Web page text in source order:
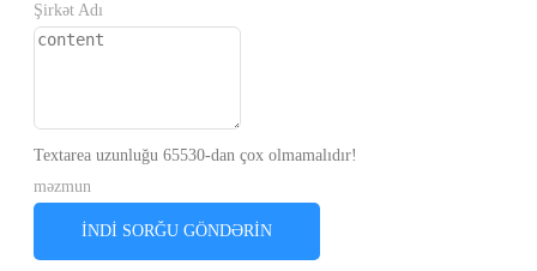
Şirkət Adı
Textarea uzunluğu 65530-dan çox olmamalıdır!
məzmun
İNDI SORĞU GÖNDƏRIN